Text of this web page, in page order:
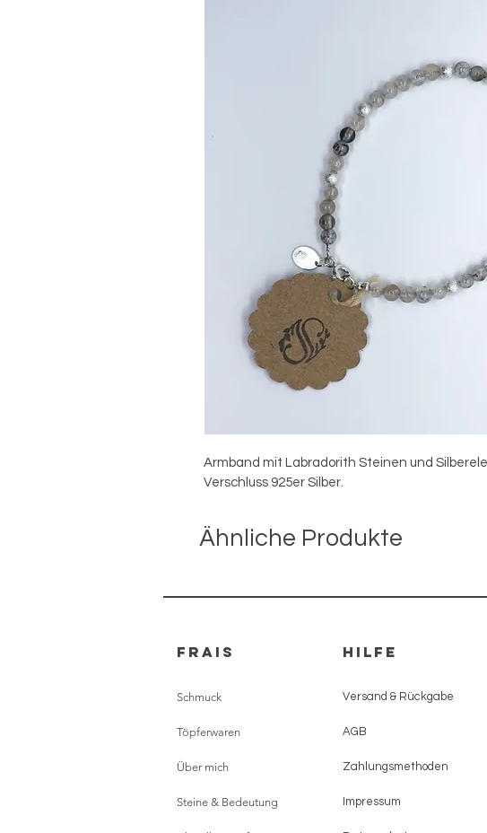
Armband mit Labradorith Steinen und
Verschluss 925er Silber.
Ähnliche Produkte
FRAIS
Schmuck
Töpferwaren
Über mich
Steine & Bedeutung
HILFE
Versand & Rückgabe
AGB
Zahlungsmethoden
Impressum